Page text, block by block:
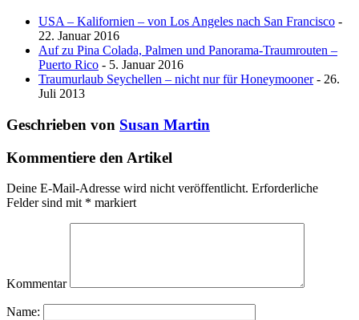
USA – Kalifornien – von Los Angeles nach San Francisco -
22. Januar 2016
Auf zu Pina Colada, Palmen und Panorama-Traumrouten –
Puerto Rico - 5. Januar 2016
Traumurlaub Seychellen – nicht nur für Honeymooner- 26.
Juli 2013
Geschrieben von Susan Martin
Kommentiere den Artikel
Deine E-Mail-Adresse wird nicht veröffentlicht. Erforderliche
Felder sind mit * markiert
Kommentar
Name: